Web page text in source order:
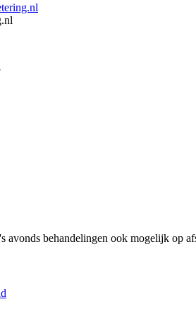
avonds behandelingen ook mogelijk op